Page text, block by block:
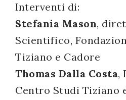
Interventi di:
Stefania Mason,
Scientifico,
Tiziano e Cadore
Thomas Dalla Costa,
Centro Studi Tiziano